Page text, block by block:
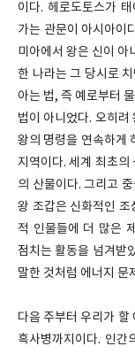
이다. 헤로도토스가
가는 관문이 아시아이
미아에서 왕은 신이 아
한 나라는 그 당시로
아는 법, 즉 예로부터
법이 아니었다. 오히
왕의 명령을 연속하게
지역이다. 세계 최초의
의 산물이다. 그리고
왕 조갑은 신화적인
적 인물들에 더 많은
점치는 활동을 넘겨받
말한 것처럼 에너지 문
다음 주부터 우리가 할
흑사병까지이다. 인간